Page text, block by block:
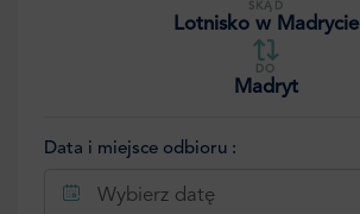
SKĄD
Lotnisko w Madrycie
DO
Madryt
Data i miejsce odbioru :
Wybierz datę